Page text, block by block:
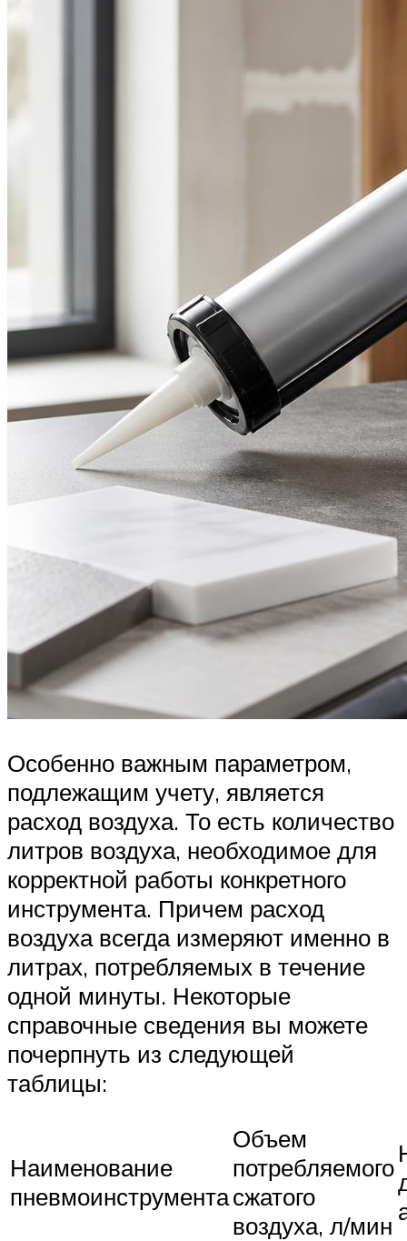
Особенно важным параметром,
подлежащим учету, является
расход воздуха. То есть количество
литров воздуха, необходимое для
корректной работы конкретного
инструмента. Причем расход
воздуха всегда измеряют именно в
литрах, потребляемых в течение
одной минуты. Некоторые
справочные сведения вы можете
почерпнуть из следующей
таблицы:
Наименование
пневмоинструмента
Объем
потребляемого
сжатого
воздуха, л/мин